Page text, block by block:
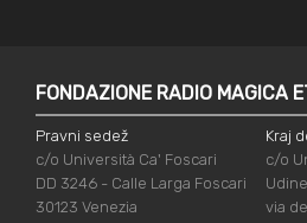
FONDAZIONE RADIO MAGICA
Pravni sedež
c/o Università Ca' Foscari
DD 3246 - Calle Larga Foscari
30123 Venezia
Kraj
c/o
Udine
via